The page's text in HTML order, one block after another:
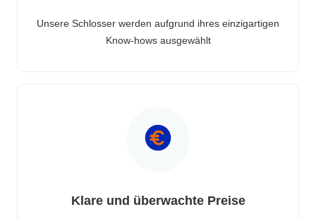
Unsere Schlosser werden aufgrund ihres einzigartigen
Know-hows ausgewählt
Klare und überwachte Preise